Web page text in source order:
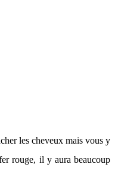
les cheveux mais vous y
rouge, il y aura beaucoup